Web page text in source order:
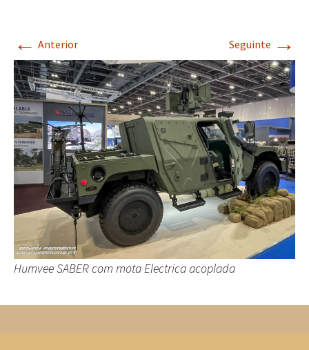
← Anterior Seguinte →
Humvee SABER com mota Electrica acoplada